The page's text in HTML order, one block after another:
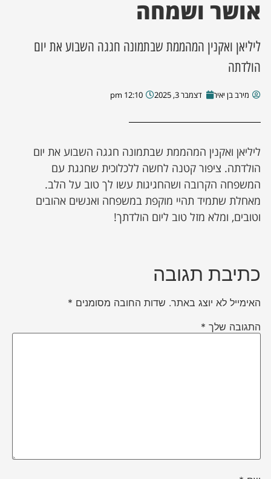
אושר ושמחה
ליליאן ואקנין המהממת שבתמונה חגגה השבוע את יום
הולדתה
מירב בן יאיר דצמבר 3, 2025 12:10 pm
ליליאן ואקנין המהממת שבתמונה חגגה השבוע את יום
הולדתה. ציפור קטנה לחשה ללכלוכית שחגגת עם
המשפחה הקרובה ושהחגיגות עשו לך טוב על הלב.
מאחלת שתמיד תהיי מוקפת במשפחה ואנשים אהובים
וטובים, ומלא מזל טוב ליום הולדתך!
כתיבת תגובה
האימייל לא יוצג באתר. שדות החובה מסומנים *
התגובה שלך *